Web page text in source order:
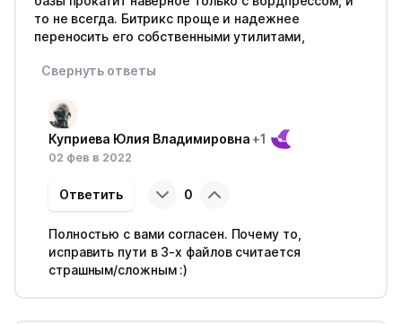
то не всегда. Битрикс проще и надежнее
переносить его собственными утилитами,
Свернуть ответы
Куприева Юлия Владимировна +1
02 фев в 2022
0
Ответить
Полностью с вами согласен. Почему то,
исправить пути в 3-х файлов считается
страшным/сложным :)